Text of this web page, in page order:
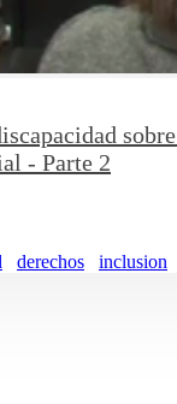
- Parte 2
derechos inclusion